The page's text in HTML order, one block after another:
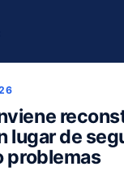
lugar de
problemas